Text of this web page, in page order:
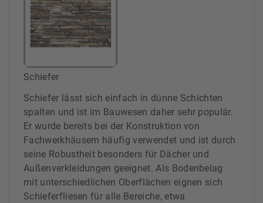
Schiefer
Schiefer lässt sich einfach in dünne Schichten
spalten und ist im Bauwesen daher sehr populär.
Er wurde bereits bei der Konstruktion von
Fachwerkhäusern häufig verwendet und ist durch
seine Robustheit besonders für Dächer und
Außenverkleidungen geeignet. Als Bodenbelag
mit unterschiedlichen Oberflächen eignen sich
Schieferfliesen für alle Bereiche, etwa